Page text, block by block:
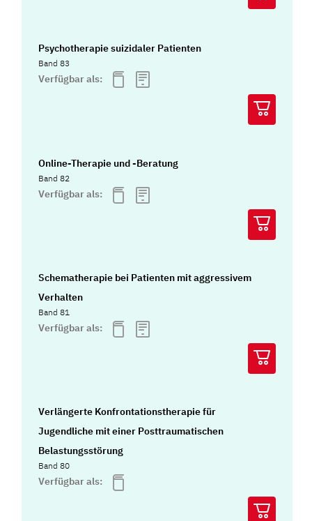
Psychotherapie suizidaler Patienten
Band 83
Verfügbar als:
Online-Therapie und -Beratung
Band 82
Verfügbar als:
Schematherapie bei Patienten mit aggressivem
Verhalten
Band 81
Verfügbar als:
Verlängerte Konfrontationstherapie für
Jugendliche mit einer Posttraumatischen
Belastungsstörung
Band 80
Verfügbar als: